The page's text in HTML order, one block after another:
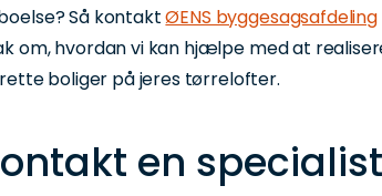
Så kontaktØENS byggesagsafdeling
om, hvordan vi kan hjælpe med at
boliger på jeres tørrelofter.
en specialist